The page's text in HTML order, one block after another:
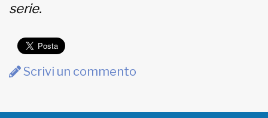
www.viveremilano.info
Bernardis
EDB edizioni - Via Brivio angolo C.
Imbonati, 89 20159 Milano (Italia)
Informativa sulla privacy
serie.
Scrivi un commento